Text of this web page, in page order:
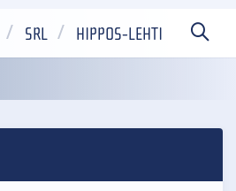
SRL HIPPOS-LEHTI